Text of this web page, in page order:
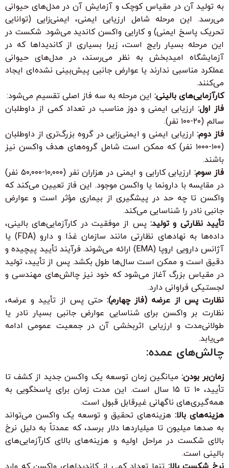
به تولید آن در مقیاس کوچک و آزمایش آن در مدل‌های حیوانی
می‌رسد. این مرحله شامل ارزیابی ایمنی، ایمنی‌زایی (توانایی
تحریک پاسخ ایمنی) و کارایی واکسن کاندید می‌شود. شکست در
این مرحله بسیار رایج است، زیرا بسیاری از کاندیداها که در
آزمایشگاه امیدبخش به نظر می‌رسند، در مدل‌های حیوانی
عملکرد مناسبی ندارند یا عوارض جانبی پیش‌بینی نشده‌ای ایجاد
می‌کنند.
کارآزمایی‌های بالینی: این مرحله به سه فاز اصلی تقسیم می‌شود:
فاز اول:ارزیابی ایمنی و دوز مناسب در تعداد کمی از داوطلبان
سالم (۲۰-۱۰۰ نفر).
فاز دوم:ارزیابی ایمنی و ایمنی‌زایی در گروه بزرگ‌تری از داوطلبان
(۱۰۰-۱۰۰۰ نفر) که ممکن است شامل گروه‌های هدف واکسن نیز
باشند.
فاز سوم:
ارزیابی کارایی و ایمنی در هزاران نفر (۱۰,۰۰۰-۵۰,۰۰۰ نفر)
در مقایسه با دارونما یا واکسن موجود. این فاز تعیین می‌کند که
واکسن تا چه حد در پیشگیری از بیماری مؤثر است و عوارض
جانبی نادر را شناسایی می‌کند.
تأیید نظارتی و تولید: پس از موفقیت در کارآزمایی‌های بالینی،
داده‌ها به نهادهای نظارتی مانند سازمان غذا و دارو (FDA) یا
آژانس دارویی اروپا (EMA) ارائه می‌شوند. فرآیند تأیید پیچیده و
دقیق است و ممکن است سال‌ها طول بکشد. پس از تأیید، تولید
در مقیاس بزرگ آغاز می‌شود که خود نیز چالش‌های مهندسی و
لجستیکی فراوانی دارد.
نظارت پس از عرضه (فاز چهارم):حتی پس از تأیید و عرضه،
نظارت بر واکسن برای شناسایی عوارض جانبی بسیار نادر یا
طولانی‌مدت و ارزیابی اثربخشی آن در جمعیت عمومی ادامه
می‌یابد.
چالش‌های عمده:
زمان‌بر بودن: میانگین زمان توسعه یک واکسن جدید از کشف تا
تأیید، ۱۰ تا ۱۵ سال است. این مدت زمان برای پاسخگویی به
همه‌گیری‌های ناگهانی غیرقابل قبول است.
هزینه‌های بالا: هزینه‌های تحقیق و توسعه یک واکسن می‌تواند
به صدها میلیون تا میلیاردها دلار برسد، که عمدتاً به دلیل نرخ
بالای شکست در مراحل اولیه و هزینه‌های بالای کارآزمایی‌های
بالینی است.